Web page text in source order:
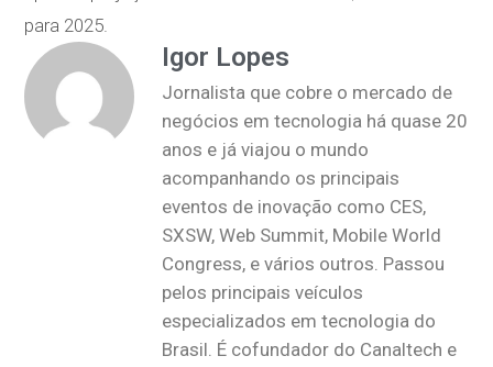
para 2025.
Igor Lopes
Jornalista que cobre o mercado de
negócios em tecnologia há quase 20
anos e já viajou o mundo
acompanhando os principais
eventos de inovação como CES,
SXSW, Web Summit, Mobile World
Congress, e vários outros. Passou
pelos principais veículos
especializados em tecnologia do
Brasil. É cofundador do Canaltech e